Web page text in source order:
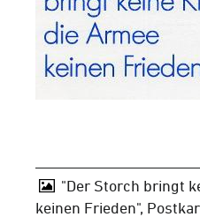
"Der Storch bringt
keinen Frieden",